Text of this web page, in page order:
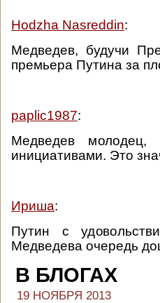
Hodzha Nasreddin:
Медведев, будучи
премьера Путина за
paplic1987:
Медведев молодец,
инициативами. Это
Ириша:
Путин с
Медведева очередь
В БЛОГАХ
19 НОЯБРЯ 2013